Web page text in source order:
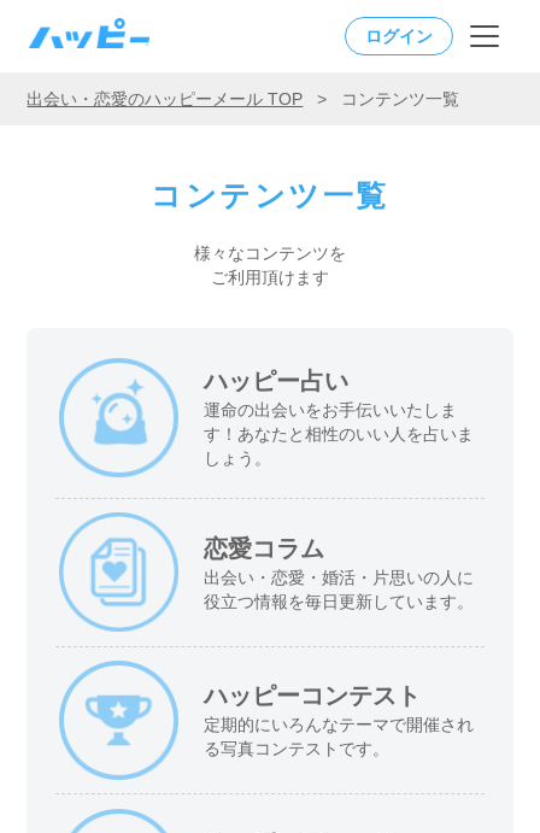
ログイン
出会い・恋愛のハッピーメール TOP > コンテンツ一覧
コンテンツ一覧
様々なコンテンツを
ご利用頂けます
ハッピー占い
運命の出会いをお手伝いいたしま
す！あなたと相性のいい人を占いま
しょう。
恋愛コラム
出会い・恋愛・婚活・片思いの人に
役立つ情報を毎日更新しています。
ハッピーコンテスト
定期的にいろんなテーマで開催され
る写真コンテストです。